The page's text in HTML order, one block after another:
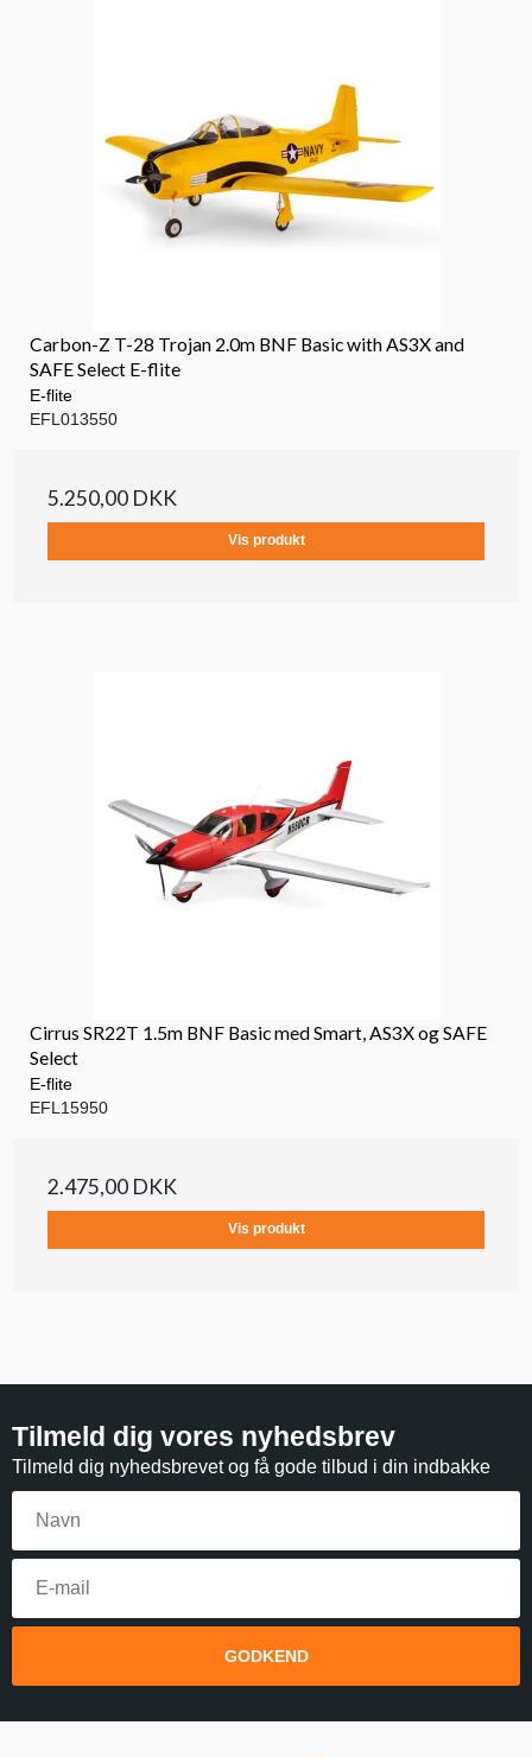
Carbon-Z T-28 Trojan 2.0m BNF Basic with AS3X and
SAFE Select E-flite
E-flite
EFL013550
5.250,00 DKK
Vis produkt
Cirrus SR22T 1.5m BNF Basic med Smart, AS3X og SAFE
Select
E-flite
EFL15950
2.475,00 DKK
Vis produkt
Tilmeld dig vores nyhedsbrev
Tilmeld dig nyhedsbrevet og få gode tilbud i din indbakke
GODKEND